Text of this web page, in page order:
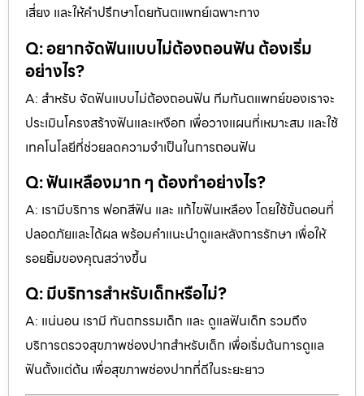
เสี่ยง และให้คำปรึกษาโดยทันตแพทย์เฉพาะทาง
Q: อยากจัดฟันแบบไม่ต้องถอนฟัน ต้องเริ่ม
อย่างไร?
A: สำหรับ จัดฟันแบบไม่ต้องถอนฟัน ทีมทันตแพทย์ของเราจะ
ประเมินโครงสร้างฟันและเหงือก เพื่อวางแผนที่เหมาะสม และใช้
เทคโนโลยีที่ช่วยลดความจำเป็นในการถอนฟัน
Q: ฟันเหลืองมาก ๆ ต้องทำอย่างไร?
A: เรามีบริการ ฟอกสีฟัน และ แก้ไขฟันเหลือง โดยใช้ขั้นตอนที่
ปลอดภัยและได้ผล พร้อมคำแนะนำดูแลหลังการรักษา เพื่อให้
รอยยิ้มของคุณสว่างขึ้น
Q: มีบริการสำหรับเด็กหรือไม่?
A: แน่นอน เรามี ทันตกรรมเด็ก และ ดูแลฟันเด็ก รวมถึง
บริการตรวจสุขภาพช่องปากสำหรับเด็ก เพื่อเริ่มต้นการดูแล
ฟันตั้งแต่ต้น เพื่อสุขภาพช่องปากที่ดีในระยะยาว